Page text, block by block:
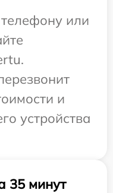
или
и
устройства
35 минут